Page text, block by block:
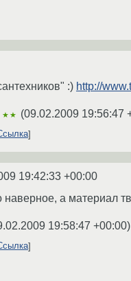
:) http://
(09.02.2009 19:56:47
19:42:33 +00:00
наверное, а материал
19:58:47 +00:00)